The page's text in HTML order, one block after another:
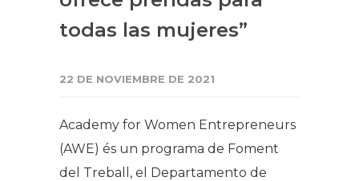
todas las mujeres”
22 DE NOVIEMBRE DE 2021
Academy for Women Entrepreneurs
(AWE) és un programa de Foment
del Treball, el Departamento de